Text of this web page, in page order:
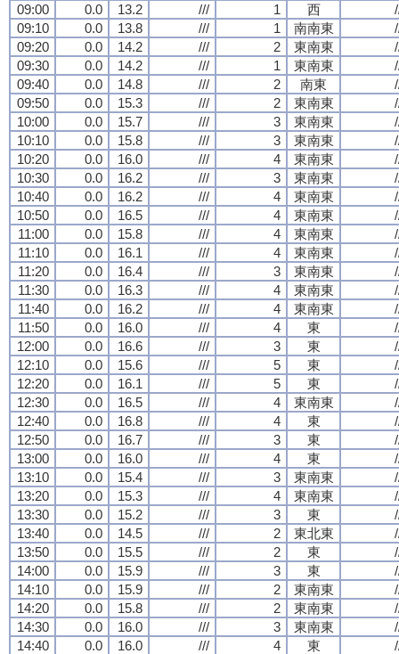
09:00
0.0 13.2 /// 1 西
09:10
0.0 13.8 /// 1 南南東
09:20
0.0 14.2 /// 2 東南東
09:30
0.0 14.2 /// 1 東南東
09:40
0.0 14.8 /// 2 南東
09:50
0.0 15.3 /// 2 東南東
10:00
0.0 15.7 /// 3 東南東
10:10
0.0 15.8 /// 3 東南東
10:20
0.0 16.0 /// 4 東南東
10:30
0.0 16.2 /// 3 東南東
10:40
0.0 16.2 /// 4 東南東
10:50
0.0 16.5 /// 4 東南東
11:00
0.0 15.8 /// 4 東南東
11:10
0.0 16.1 /// 4 東南東
11:20
0.0 16.4 /// 3 東南東
11:30
0.0 16.3 /// 4 東南東
11:40
0.0 16.2 /// 4 東南東
11:50
0.0 16.0 /// 4 東
12:00
0.0 16.6 /// 3 東
12:10
0.0 15.6 /// 5 東
12:20
0.0 16.1 /// 5 東
12:30
0.0 16.5 /// 4 東南東
12:40
0.0 16.8 /// 4 東
12:50
0.0 16.7 /// 3 東
13:00
0.0 16.0 /// 4 東
13:10
0.0 15.4 /// 3 東南東
13:20
0.0 15.3 /// 4 東南東
13:30
0.0 15.2 /// 3 東
13:40
0.0 14.5 /// 2 東北東
13:50
0.0 15.5 /// 2 東
14:00
0.0 15.9 /// 3 東
14:10
0.0 15.9 /// 2 東南東
14:20
0.0 15.8 /// 2 東南東
14:30
0.0 16.0 /// 3 東南東
14:40
0.0 16.0 /// 4 東